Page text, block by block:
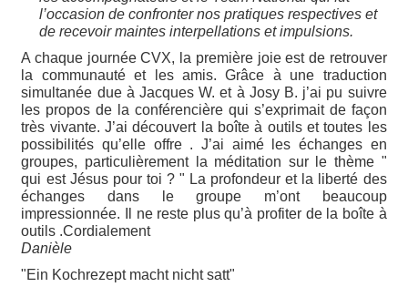
l’occasion de confronter nos pratiques respectives et
de recevoir maintes interpellations et impulsions.
A chaque journée CVX, la première joie est de retrouver
la communauté et les amis. Grâce à une traduction
simultanée due à Jacques W. et à Josy B. j’ai pu suivre
les propos de la conférencière qui s’exprimait de façon
très vivante. J’ai découvert la boîte à outils et toutes les
possibilités qu’elle offre . J’ai aimé les échanges en
groupes, particulièrement la méditation sur le thème "
qui est Jésus pour toi ? " La profondeur et la liberté des
échanges dans le groupe m’ont beaucoup
impressionnée. Il ne reste plus qu’à profiter de la boîte à
outils .Cordialement
Danièle
"Ein Kochrezept macht nicht satt"